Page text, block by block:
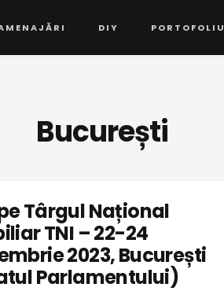
DIY PORTOFOLIU
București
Târgul Național
TNI – 22-24
2023, București
Parlamentului)